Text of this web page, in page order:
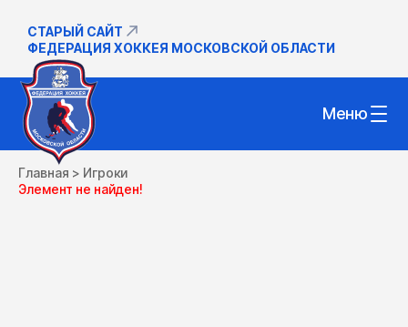
СТАРЫЙ САЙТ
ФЕДЕРАЦИЯ ХОККЕЯ МОСКОВСКОЙ ОБЛАСТИ
Меню
Главная > Игроки
Элемент не найден!